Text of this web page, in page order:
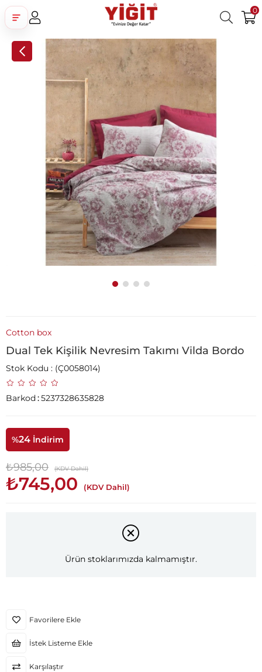
0
Üye Girişi Üye Ol Facebook İle Bağlan
Google İle Bağlan
Cotton box
Dual Tek Kişilik Nevresim Takımı Vilda Bordo
Stok Kodu (Ç0058014)
Barkod:5237328635828
%24 İndirim
₺985,00 (KDV Dahil)
₺745,00 (KDV Dahil)
Ürün stoklarımızda kalmamıştır.
Favorilere Ekle
İstek Listeme Ekle
Karşılaştır